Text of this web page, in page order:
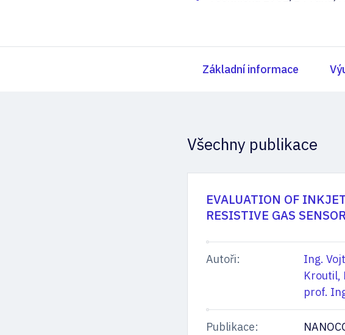
Základní informace
Všechny publikace
EVALUATION OF
RESISTIVE GAS SENSOR
Autoři: Ing.
Kroutil,
prof.
Publikace: